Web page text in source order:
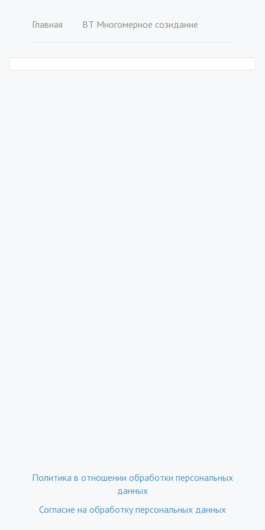
Главная ВТ Многомерное созидание
Политика в отношении обработки персональных
данных
Согласие на обработку персональных данных